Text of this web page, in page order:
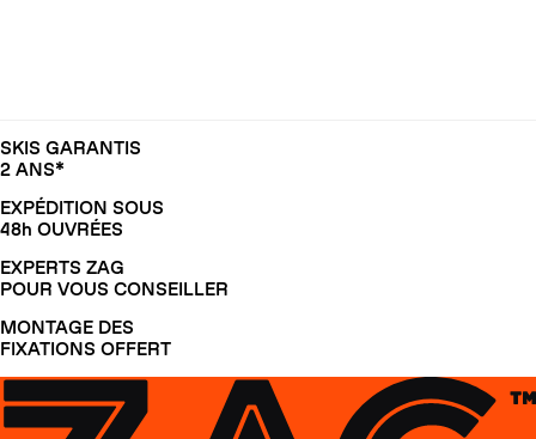
SKIS GARANTIS
2 ANS*
EXPÉDITION SOUS
48h OUVRÉES
EXPERTS ZAG
POUR VOUS CONSEILLER
MONTAGE DES
FIXATIONS OFFERT